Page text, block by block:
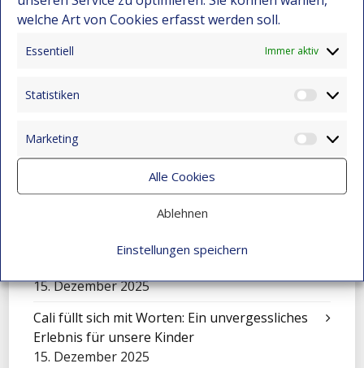
welche Art von Cookies erfasst werden soll.
Essentiell Immer aktiv
Statistiken
Marketing
Alle Cookies
Ablehnen
Einstellungen speichern
Darwin Bravo – Vom Landleben zur
Leidenschaft für Computer
Wenn Kunst den Schmerz berührt
Die Geschichte von Jhon Maicol
15. Dezember 2025
„El Petronito“: Feier der Kinder in der
Nachmittagsbetreuung
15. Dezember 2025
Cali füllt sich mit Worten: Ein unvergessliches
Erlebnis für unsere Kinder
15. Dezember 2025